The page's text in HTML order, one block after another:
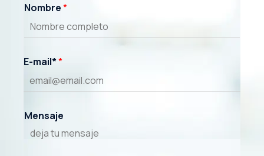
Nombre*
E-mail**
Mensaje